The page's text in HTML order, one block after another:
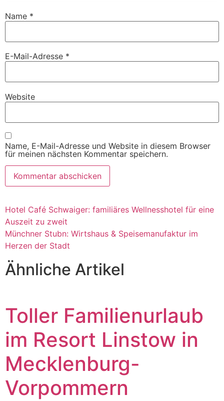
Name *
E-Mail-Adresse *
Website
Name, E-Mail-Adresse und Website in diesem Browser
für meinen nächsten Kommentar speichern.
Hotel Café Schwaiger: familiäres Wellnesshotel für eine
Auszeit zu zweit
Münchner Stubn: Wirtshaus & Speisemanufaktur im
Herzen der Stadt
Ähnliche Artikel
Toller Familienurlaub
im Resort Linstow in
Mecklenburg-
Vorpommern